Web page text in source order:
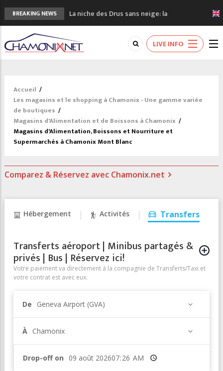
BREAKING NEWS
La niche des Drus sans neige: la
sécheresse en haute montagne
Musée du Mont-Blanc
Accidents en montagne: 3 personnes sont
3eme Chamonix Vallée Classics Festival
LIVE INFO
Accueil /
Les magasins et le shopping à Chamonix - Une gamme variée
de boutiques /
Magasins d'Alimentation et de Boissons à Chamonix /
Magasins d'Alimentation, Boissons et Nourriture et
Supermarchés à Chamonix Mont Blanc
Comparez & Réservez avec Chamonix.net
Hébergement Activités Transfers
Transferts aéroport | Minibus partagés &
privés | Bus | Réservez ici!
Votre paiement va directement à la compagnie de Transferts/Taxi et
votre contrat est avec eux.
De Geneva Airport (GVA)
À Chamonix
Drop-off on Heure